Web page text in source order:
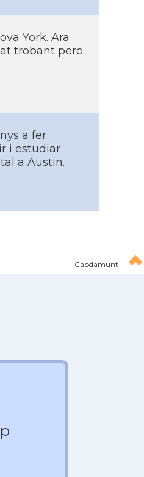
York. Ara
trobant pero
a fer
i estudiar
a Austin.
Capdamunt